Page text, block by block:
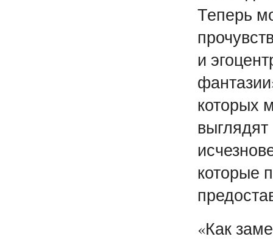
Теперь
и
которых
которые
«Как